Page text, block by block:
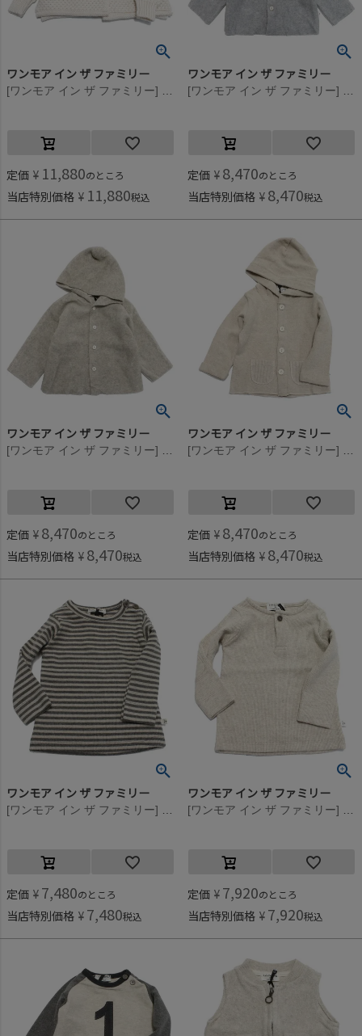
ワンモア イン ザ ファミリー
[ワンモア イン ザ ファミリー] LIS-nbウールカーディガン エクリュ(ECR)
定価 ¥ 11,880のところ
当店特別価格 ¥ 11,880税込
ワンモア イン ザ ファミリー
[ワンモア イン ザ ファミリー] AYALAフリースコート ペルラ(PRL)
定価 ¥ 8,470のところ
当店特別価格 ¥ 8,470税込
ワンモア イン ザ ファミリー
[ワンモア イン ザ ファミリー] AYALAフリースコート ベージュ(BEG)
定価 ¥ 8,470のところ
当店特別価格 ¥ 8,470税込
ワンモア イン ザ ファミリー
[ワンモア イン ザ ファミリー] CESCニットカーディガン ベージュ(BEG)
定価 ¥ 8,470のところ
当店特別価格 ¥ 8,470税込
ワンモア イン ザ ファミリー
[ワンモア イン ザ ファミリー] MAGALI(ボーダーTシャツ) オートミール(OTM)
定価 ¥ 7,480のところ
当店特別価格 ¥ 7,480税込
ワンモア イン ザ ファミリー
[ワンモア イン ザ ファミリー] SANDAL(ロングTシャツ) オートミール(OTM)
定価 ¥ 7,920のところ
当店特別価格 ¥ 7,920税込